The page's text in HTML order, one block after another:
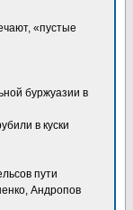
«пустые
буржуазии в
в куски
пути
Андропов